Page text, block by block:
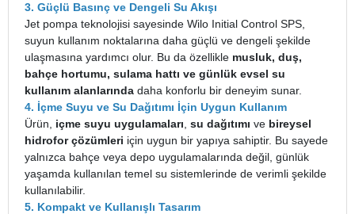
3. Güçlü Basınç ve Dengeli Su Akışı
Jet pompa teknolojisi sayesinde Wilo Initial Control SPS,
suyun kullanım noktalarına daha güçlü ve dengeli şekilde
ulaşmasına yardımcı olur. Bu da özellikle musluk, duş,
bahçe hortumu, sulama hattı ve günlük evsel su
kullanım alanlarında daha konforlu bir deneyim sunar.
4. İçme Suyu ve Su Dağıtımı İçin Uygun Kullanım
Ürün, içme suyu uygulamaları su dağıtımı ve bireysel
hidrofor çözümleri için uygun bir yapıya sahiptir. Bu sayede
yalnızca bahçe veya depo uygulamalarında değil, günlük
yaşamda kullanılan temel su sistemlerinde de verimli şekilde
kullanılabilir.
5. Kompakt ve Kullanışlı Tasarım